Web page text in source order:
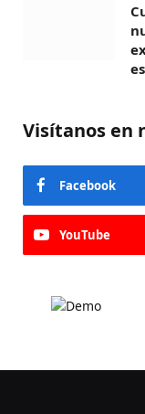
Visítanos en
Facebook
YouTube